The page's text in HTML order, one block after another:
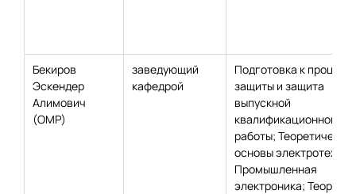
Бекиров
Эскендер
Алимович
(ОМР)
заведующий
кафедрой
Подготовка к
защиты и защита
выпускной
квалификационной
работы;
основы
Промышленная
электроника; Теория